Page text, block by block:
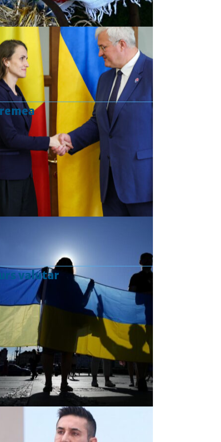
valutar
Curs valutar: 07 Aug 2026
EUR
: 5,2554 RON
+0,0041 ▲
: 4,5584 RON
+0,0077 ▲
: 5,6244 RON
+0,0023 ▲
GBP : 6,1277 RON
+0,0041 ▲
Convertor valutar
»